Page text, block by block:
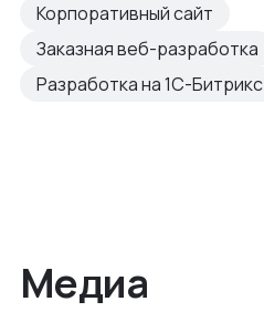
Корпоративный сайт
Заказная веб-разработка
Разработка на 1С-Битрикс
Медиа